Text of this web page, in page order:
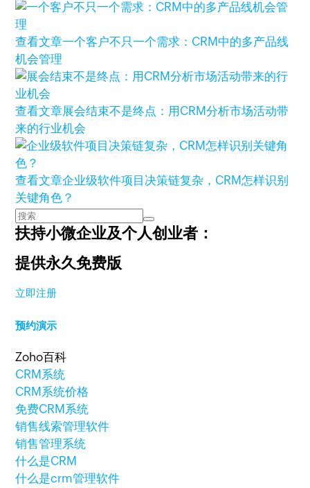
查看文章一个客户不只一个需求：CRM中的多产品线
机会管理
查看文章展会结束不是终点：用CRM分析市场活动带
来的行业机会
查看文章企业级软件项目决策链复杂，CRM怎样识别
关键角色？
扶持小微企业及个人创业者：
提供永久免费版
立即注册
预约演示
Zoho百科
CRM系统
CRM系统价格
免费CRM系统
销售线索管理软件
销售管理系统
什么是CRM
什么是crm管理软件